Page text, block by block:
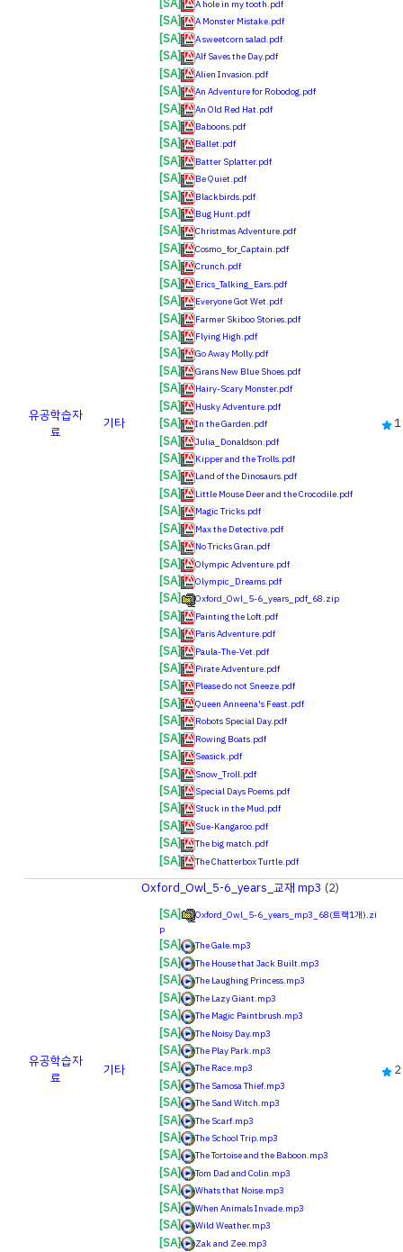
유공학습자
료
기타
A hole in my tooth.pdf
[SA] A Monster Mistake.pdf
[SA] A sweetcorn salad.pdf
[SA] Alf Saves the Day.pdf
[SA] Alien Invasion.pdf
[SA] An Adventure for Robodog.pdf
[SA] An Old Red Hat.pdf
[SA] Baboons.pdf
[SA] Ballet.pdf
[SA] Batter Splatter.pdf
[SA] Be Quiet.pdf
[SA] Blackbirds.pdf
[SA] Bug Hunt.pdf
[SA] Christmas Adventure.pdf
[SA] Cosmo_for_Captain.pdf
[SA] Crunch.pdf
[SA] Erics_Talking_Ears.pdf
[SA] Everyone Got Wet.pdf
[SA] Farmer Skiboo Stories.pdf
[SA] Flying High.pdf
[SA] Go Away Molly.pdf
[SA] Grans New Blue Shoes.pdf
[SA] Hairy-Scary Monster.pdf
[SA] Husky Adventure.pdf
[SA] In the Garden.pdf
[SA] Julia_Donaldson.pdf
[SA] Kipper and the Trolls.pdf
[SA] Land of the Dinosaurs.pdf
[SA] Little Mouse Deer and the Crocodile.pdf
[SA] Magic Tricks.pdf
[SA] Max the Detective.pdf
[SA] No Tricks Gran.pdf
[SA] Olympic Adventure.pdf
[SA] Olympic_Dreams.pdf
[SA] Oxford_Owl_5-6_years_pdf_68.zip
[SA] Painting the Loft.pdf
[SA] Paris Adventure.pdf
[SA] Paula-The-Vet.pdf
[SA] Pirate Adventure.pdf
[SA] Please do not Sneeze.pdf
[SA] Queen Anneena's Feast.pdf
[SA] Robots Special Day.pdf
[SA] Rowing Boats.pdf
[SA] Seasick.pdf
[SA] Snow_Troll.pdf
[SA] Special Days Poems.pdf
[SA] Stuck in the Mud.pdf
[SA] Sue-Kangaroo.pdf
[SA] The big match.pdf
[SA] The Chatterbox Turtle.pdf
1
유공학습자
료
기타
Oxford_Owl_5-6_years_교재 mp3 (2)
[SA]
Oxford_Owl_5-6_years_mp3_68(트랙1개).zi
p
[SA] The Gale.mp3
[SA] The House that Jack Built.mp3
[SA] The Laughing Princess.mp3
[SA] The Lazy Giant.mp3
[SA] The Magic Paintbrush.mp3
[SA] The Noisy Day.mp3
[SA] The Play Park.mp3
[SA] The Race.mp3
[SA] The Samosa Thief.mp3
[SA] The Sand Witch.mp3
[SA] The Scarf.mp3
[SA] The School Trip.mp3
[SA] The Tortoise and the Baboon.mp3
[SA] Tom Dad and Colin.mp3
[SA] Whats that Noise.mp3
[SA] When Animals Invade.mp3
[SA] Wild Weather.mp3
[SA] Zak and Zee.mp3
2